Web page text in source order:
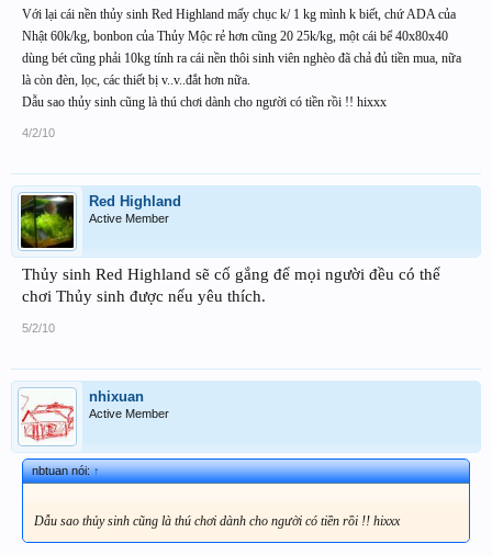
Với lại cái nền thủy sinh Red Highland mấy chục k/ 1 kg mình k biết, chứ ADA của
Nhật 60k/kg, bonbon của Thủy Mộc rẻ hơn cũng 20 25k/kg, một cái bể 40x80x40
dùng bét cũng phải 10kg tính ra cái nền thôi sinh viên nghèo đã chả đủ tiền mua, nữa
là còn đèn, lọc, các thiết bị v..v..đắt hơn nữa.
Dẫu sao thủy sinh cũng là thú chơi dành cho người có tiền rồi !! hixxx
4/2/10
Red Highland
Active Member
Thủy sinh Red Highland sẽ cố gắng để mọi người đều có thể
chơi Thủy sinh được nếu yêu thích.
5/2/10
nhixuan
Active Member
nbtuan nói:↑
Dẫu sao thủy sinh cũng là thú chơi dành cho người có tiền rồi !! hixxx